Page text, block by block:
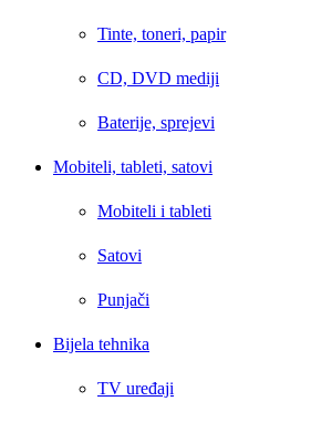
Tinte, toneri, papir
CD, DVD mediji
Baterije, sprejevi
Mobiteli, tableti, satovi
Mobiteli i tableti
Satovi
Punjači
Bijela tehnika
TV uređaji